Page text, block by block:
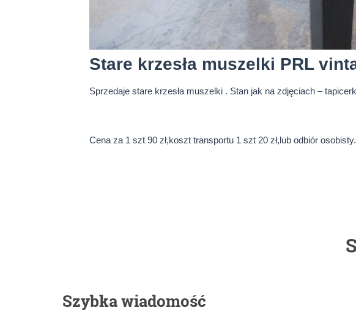
Stare krzesła muszelki PRL
Sprzedaje stare krzesła muszelki . Stan jak na zdjęciach –
Cena za 1 szt 90 zł,koszt transportu 1 szt 20 zł,lub odbiór
Szybka wiadomość